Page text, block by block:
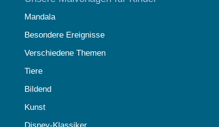
Mandala
Besondere Ereignisse
Verschiedene Themen
Tiere
Bildend
Kunst